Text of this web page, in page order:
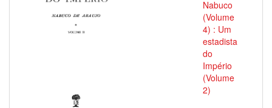
Nabuco
(Volume
4) : Um
estadista
do
Império
(Volume
2)